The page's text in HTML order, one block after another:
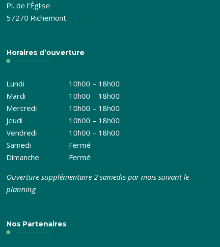
Pl. de l’Église
57270 Richemont
Horaires d’ouverture
Lundi
Mardi
Mercredi
Jeudi
Vendredi
Samedi
Dimanche
10h00 – 18h00
10h00 – 18h00
10h00 – 18h00
10h00 – 18h00
10h00 – 18h00
Fermé
Fermé
Ouverture supplémentaire 2 samedis par mois suivant le
planning
Nos Partenaires